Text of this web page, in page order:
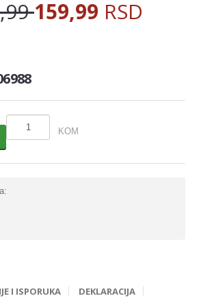
MLEKO
I ULJA
159,99 RSD
KOM
I ISPORUKA DEKLARACIJA